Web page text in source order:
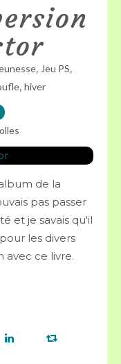
, Jeu PS,
, hiver
de la
pas passer
et je savais qu'il
les divers
avec ce livre.